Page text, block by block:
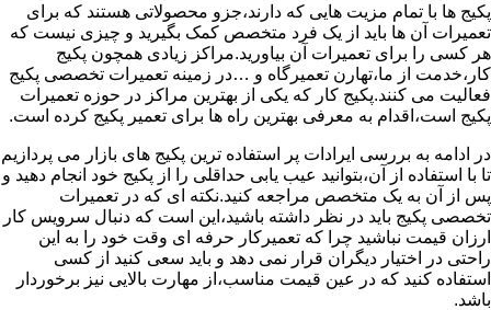
پکیج ها با تمام مزیت هایی که دارند،جزو محصولاتی هستند که برای
تعمیرات آن ها باید از یک فرد متخصص کمک بگیرید و چیزی نیست که
هر کسی را برای تعمیرات آن بیاورید.مراکز زیادی همچون پکیج
کار،خدمت از ما،تهارن تعمیرگاه و …در زمینه تعمیرات تخصصی پکیج
فعالیت می کنند.پکیج کار که یکی از بهترین مراکز در حوزه تعمیرات
پکیج است،اقدام به معرفی بهترین راه ها برای تعمیر پکیج کرده است.
در ادامه به بررسی ایرادات پر استفاده ترین پکیج های بازار می پردازیم
تا با استفاده از آن،بتوانید عیب یابی حداقلی را از پکیج خود انجام دهید و
پس از آن به یک متخصص مراجعه کنید.نکته ای که در تعمیرات
تخصصی پکیج باید در نظر داشته باشید،این است که دنبال سرویس کار
ارزان قیمت نباشید چرا که تعمیرکار حرفه ای وقت خود را به این
راحتی در اختیار دیگران قرار نمی دهد و باید سعی کنید از کسی
استفاده کنید که در عین قیمت مناسب،از مهارت بالایی نیز برخوردار
باشد.